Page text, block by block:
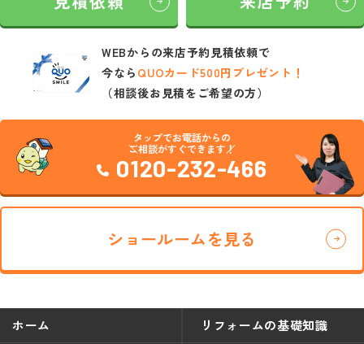
WEBからの来店予約見積依頼で
今なら QUOカード500円プレゼント！
（相談後お見積をご希望の方）
タップでお電話からの
ご相談がすぐできます！
0120-232-466
ショールームを見る
ホーム リフォームの基礎知識